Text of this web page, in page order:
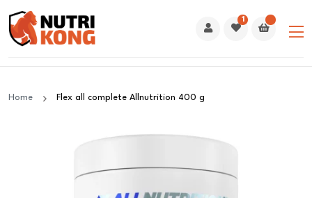
1
Home Flex all complete Allnutrition 400 g